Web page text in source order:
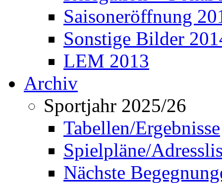
Saisoneröffnung
Sonstige Bilder
LEM 2013
Archiv
Sportjahr 2025/26
Tabellen/Ergebnisse
Spielpläne/
Nächste